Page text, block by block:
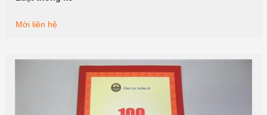
Mời liên hệ